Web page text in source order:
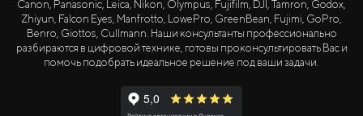
Canon, Panasonic, Leica, Nikon, Olympus, Fujifilm, DJI, Tamron, Godox,
Zhiyun, Falcon Eyes, Manfrotto, LowePro, GreenBean, Fujimi, GoPro,
Benro, Giottos, Cullmann. Наши консультанты профессионально
разбираются в цифровой технике, готовы проконсультировать Вас и
помочь подобрать идеальное решение под ваши задачи.